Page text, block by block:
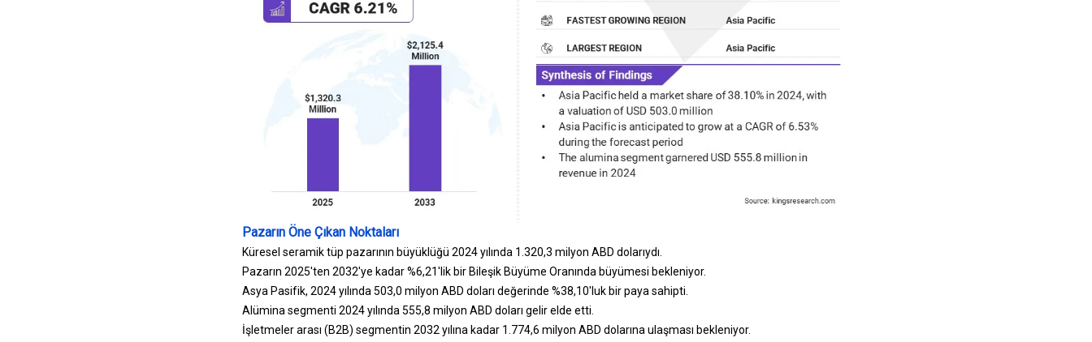
Pazarın Öne Çıkan Noktaları
Küresel seramik tüp pazarının büyüklüğü 2024 yılında 1.320,3 milyon ABD dolarıydı.
Pazarın 2025'ten 2032'ye kadar %6,21'lik bir Bileşik Büyüme Oranında büyümesi bekleniyor.
Asya Pasifik, 2024 yılında 503,0 milyon ABD doları değerinde %38,10'luk bir paya sahipti.
Alümina segmenti 2024 yılında 555,8 milyon ABD doları gelir elde etti.
İşletmeler arası (B2B) segmentin 2032 yılına kadar 1.774,6 milyon ABD dolarına ulaşması bekleniyor.